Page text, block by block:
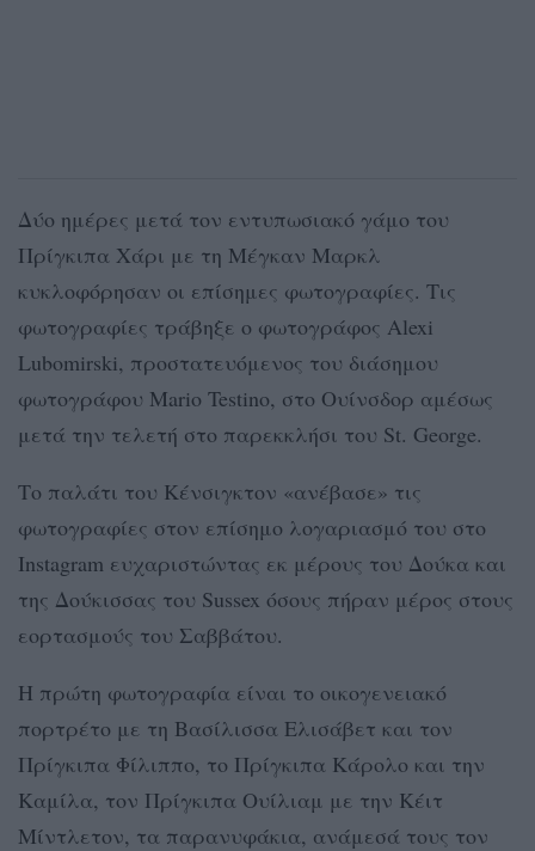
Δύο ημέρες μετά τον εντυπωσιακό γάμο του
Πρίγκιπα Χάρι με τη Μέγκαν Μαρκλ
κυκλοφόρησαν οι επίσημες φωτογραφίες. Τις
φωτογραφίες τράβηξε ο φωτογράφος Alexi
Lubomirski, προστατευόμενος του διάσημου
φωτογράφου Mario Testino, στο Ουίνσδορ αμέσως
μετά την τελετή στο παρεκκλήσι του St. George.
Το παλάτι του Κένσιγκτον «ανέβασε» τις
φωτογραφίες στον επίσημο λογαριασμό του στο
Instagram ευχαριστώντας εκ μέρους του Δούκα και
της Δούκισσας του Sussex όσους πήραν μέρος στoυς
εορτασμούς του Σαββάτου.
Η πρώτη φωτογραφία είναι το οικογενειακό
πορτρέτο με τη Βασίλισσα Ελισάβετ και τον
Πρίγκιπα Φίλιππο, το Πρίγκιπα Κάρολο και την
Καμίλα, τον Πρίγκιπα Ουίλιαμ με την Κέιτ
Μίντλετον, τα παρανυφάκια, ανάμεσά τους τον